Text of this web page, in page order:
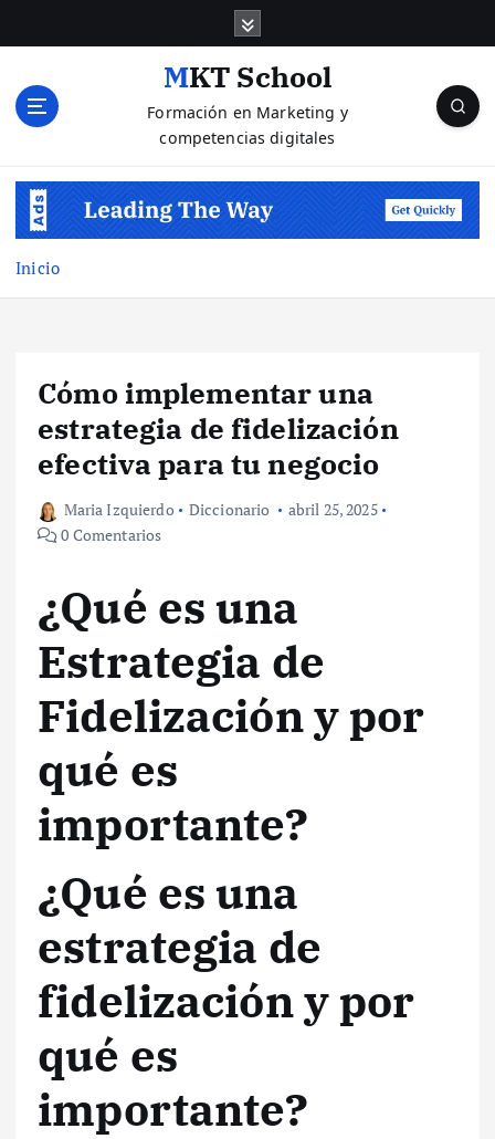
MKT School
Formación en Marketing y
competencias digitales
Inicio
Cómo implementar una
estrategia de fidelización
efectiva para tu negocio
Maria Izquierdo Diccionario
abril 25, 2025
0 Comentarios
¿Qué es una
Estrategia de
Fidelización y por
qué es
importante?
¿Qué es una
estrategia de
fidelización y por
qué es
importante?